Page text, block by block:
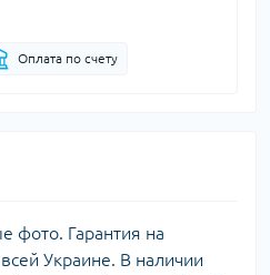
Оплата по счету
фото. Гарантия на
Украине. В наличии